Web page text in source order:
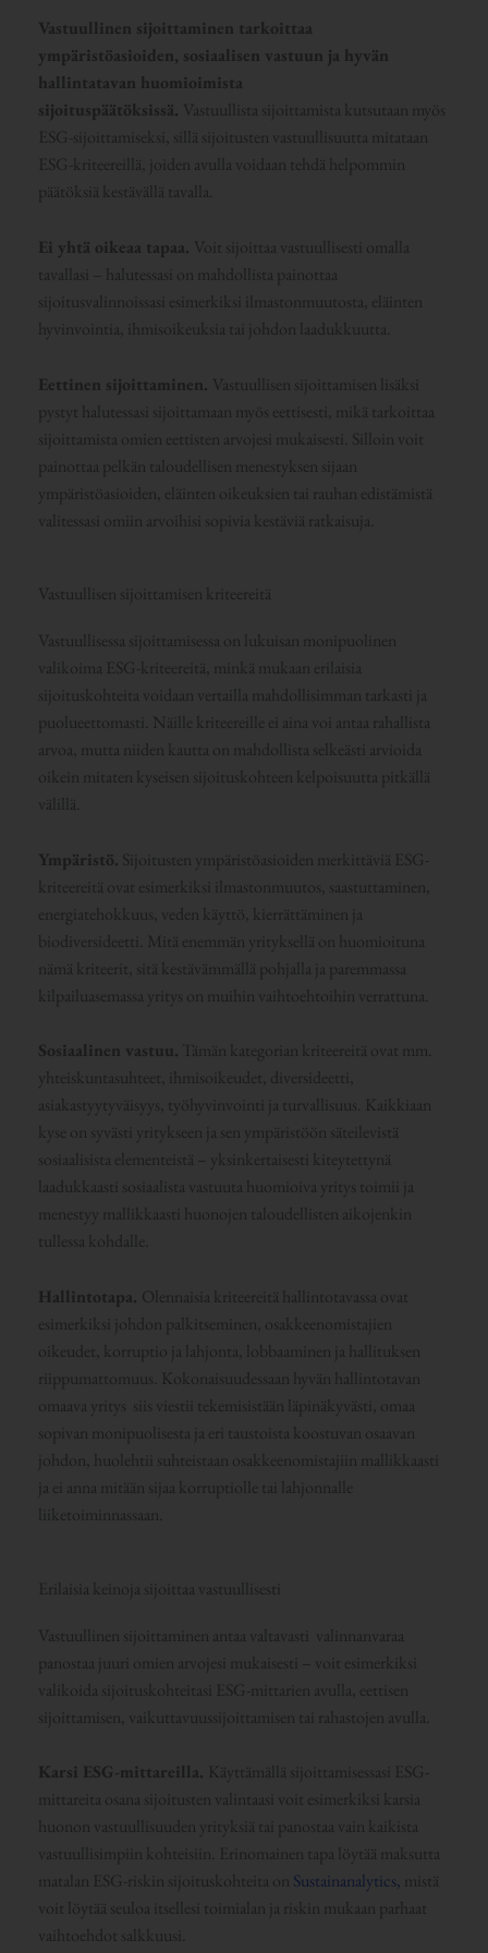
Vastuullinen sijoittaminen tarkoittaa
ympäristöasioiden, sosiaalisen vastuun ja hyvän
hallintatavan huomioimista
sijoituspäätöksissä. Vastuullista sijoittamista kutsutaan myös
ESG-sijoittamiseksi, sillä sijoitusten vastuullisuutta mitataan
ESG-kriteereillä, joiden avulla voidaan tehdä helpommin
päätöksiä kestävällä tavalla.
Ei yhtä oikeaa tapaa. Voit sijoittaa vastuullisesti omalla
tavallasi – halutessasi on mahdollista painottaa
sijoitusvalinnoissasi esimerkiksi ilmastonmuutosta, eläinten
hyvinvointia, ihmisoikeuksia tai johdon laadukkuutta.
Eettinen sijoittaminen. Vastuullisen sijoittamisen lisäksi
pystyt halutessasi sijoittamaan myös eettisesti, mikä tarkoittaa
sijoittamista omien eettisten arvojesi mukaisesti. Silloin voit
painottaa pelkän taloudellisen menestyksen sijaan
ympäristöasioiden, eläinten oikeuksien tai rauhan edistämistä
valitessasi omiin arvoihisi sopivia kestäviä ratkaisuja.
Vastuullisen sijoittamisen kriteereitä
Vastuullisessa sijoittamisessa on lukuisan monipuolinen
valikoima ESG-kriteereitä, minkä mukaan erilaisia
sijoituskohteita voidaan vertailla mahdollisimman tarkasti ja
puolueettomasti. Näille kriteereille ei aina voi antaa rahallista
arvoa, mutta niiden kautta on mahdollista selkeästi arvioida
oikein mitaten kyseisen sijoituskohteen kelpoisuutta pitkällä
välillä.
Ympäristö. Sijoitusten ympäristöasioiden merkittäviä ESG-
kriteereitä ovat esimerkiksi ilmastonmuutos, saastuttaminen,
energiatehokkuus, veden käyttö, kierrättäminen ja
biodiversideetti. Mitä enemmän yrityksellä on huomioituna
nämä kriteerit, sitä kestävämmällä pohjalla ja paremmassa
kilpailuasemassa yritys on muihin vaihtoehtoihin verrattuna.
Sosiaalinen vastuu. Tämän kategorian kriteereitä ovat mm.
yhteiskuntasuhteet, ihmisoikeudet, diversideetti,
asiakastyytyväisyys, työhyvinvointi ja turvallisuus. Kaikkiaan
kyse on syvästi yritykseen ja sen ympäristöön säteilevistä
sosiaalisista elementeistä – yksinkertaisesti kiteytettynä
laadukkaasti sosiaalista vastuuta huomioiva yritys toimii ja
menestyy mallikkaasti huonojen taloudellisten aikojenkin
tullessa kohdalle.
Hallintotapa. Olennaisia kriteereitä hallintotavassa ovat
esimerkiksi johdon palkitseminen, osakkeenomistajien
oikeudet, korruptio ja lahjonta, lobbaaminen ja hallituksen
riippumattomuus. Kokonaisuudessaan hyvän hallintotavan
omaava yritys siis viestii tekemisistään läpinäkyvästi, omaa
sopivan monipuolisesta ja eri taustoista koostuvan osaavan
johdon, huolehtii suhteistaan osakkeenomistajiin mallikkaasti
ja ei anna mitään sijaa korruptiolle tai lahjonnalle
liiketoiminnassaan.
Erilaisia keinoja sijoittaa vastuullisesti
Vastuullinen sijoittaminen antaa valtavasti valinnanvaraa
panostaa juuri omien arvojesi mukaisesti – voit esimerkiksi
valikoida sijoituskohteitasi ESG-mittarien avulla, eettisen
sijoittamisen, vaikuttavuussijoittamisen tai rahastojen avulla.
Karsi ESG-mittareilla. Käyttämällä sijoittamisessasi ESG-
mittareita osana sijoitusten valintaasi voit esimerkiksi karsia
huonon vastuullisuuden yrityksiä tai panostaa vain kaikista
vastuullisimpiin kohteisiin. Erinomainen tapa löytää maksutta
matalan ESG-riskin sijoituskohteita on Sustainanalytics, mistä
voit löytää seuloa itsellesi toimialan ja riskin mukaan parhaat
vaihtoehdot salkkuusi.